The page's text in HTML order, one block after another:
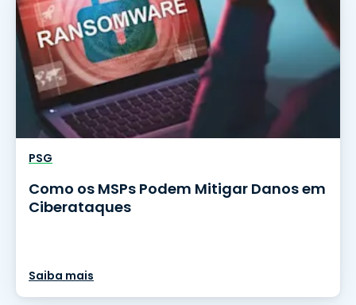
PSG
Como os MSPs Podem Mitigar Danos em
Ciberataques
Saiba mais